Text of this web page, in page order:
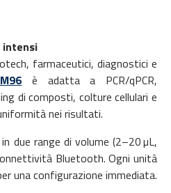
intensi
farmaceutici, diagnostici e
è adatta a PCR/qPCR,
di composti, colture cellulari e
nei risultati.
due range di volume (2–20 µL,
Bluetooth. Ogni unità
una configurazione immediata.